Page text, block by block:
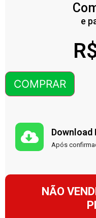
e
COMPRAR
Download
Após
NÃO